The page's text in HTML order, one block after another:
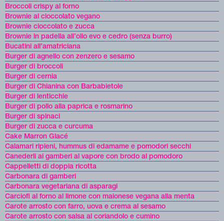
Broccoli crispy al forno
Brownie al cioccolato vegano
Brownie cioccolato e zucca
Brownie in padella all’olio evo e cedro (senza burro)
Bucatini all’amatriciana
Burger di agnello con zenzero e sesamo
Burger di broccoli
Burger di cernia
Burger di Chianina con Barbabietole
Burger di lenticchie
Burger di pollo alla paprica e rosmarino
Burger di spinaci
Burger di zucca e curcuma
Cake Marron Glacé
Calamari ripieni, hummus di edamame e pomodori secchi
Canederli ai gamberi al vapore con brodo al pomodoro
Cappelletti di doppia ricotta
Carbonara di gamberi
Carbonara vegetariana di asparagi
Carciofi al forno al limone con maionese vegana alla menta
Carote arrosto con farro, uova e crema al sesamo
Carote arrosto con salsa al coriandolo e cumino